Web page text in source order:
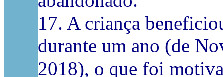
17. A criança
durante um ano (de
2018), o que foi